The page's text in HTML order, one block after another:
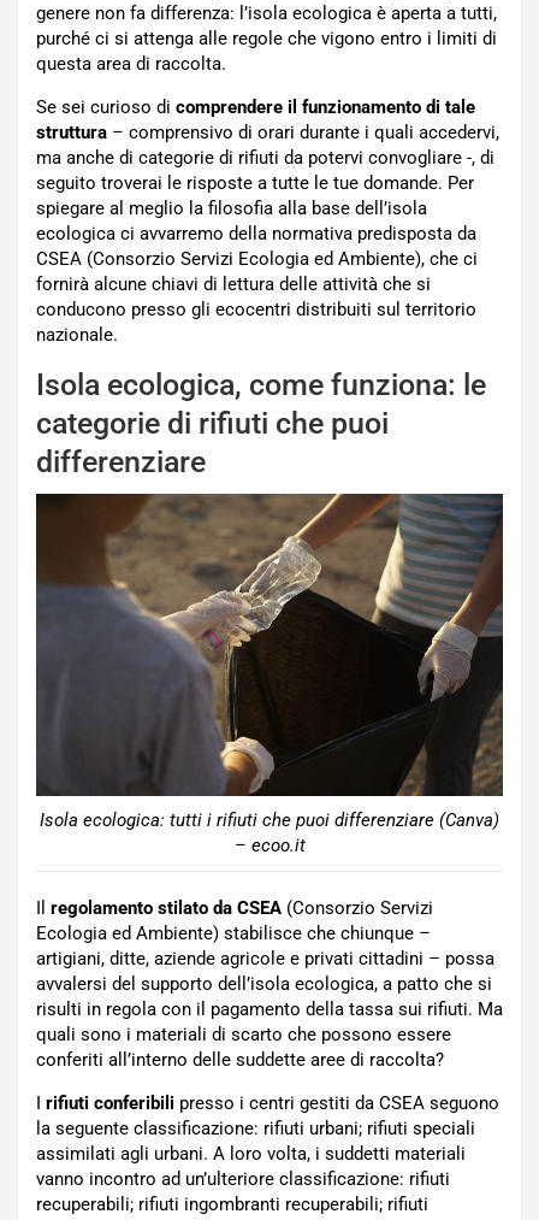
genere non fa differenza: l’isola ecologica è aperta a tutti,
purché ci si attenga alle regole che vigono entro i limiti di
questa area di raccolta.
Se sei curioso di comprendere il funzionamento di tale
struttura – comprensivo di orari durante i quali accedervi,
ma anche di categorie di rifiuti da potervi convogliare -, di
seguito troverai le risposte a tutte le tue domande. Per
spiegare al meglio la filosofia alla base dell’isola
ecologica ci avvarremo della normativa predisposta da
CSEA (Consorzio Servizi Ecologia ed Ambiente), che ci
fornirà alcune chiavi di lettura delle attività che si
conducono presso gli ecocentri distribuiti sul territorio
nazionale.
Isola ecologica, come funziona: le
categorie di rifiuti che puoi
differenziare
Isola ecologica: tutti i rifiuti che puoi differenziare (Canva)
– ecoo.it
regolamento stilato da CSEA (Consorzio Servizi
Ecologia ed Ambiente) stabilisce che chiunque –
artigiani, ditte, aziende agricole e privati cittadini – possa
avvalersi del supporto dell’isola ecologica, a patto che si
risulti in regola con il pagamento della tassa sui rifiuti. Ma
quali sono i materiali di scarto che possono essere
conferiti all’interno delle suddette aree di raccolta?
rifiuti conferibili presso i centri gestiti da CSEA seguono
la seguente classificazione: rifiuti urbani; rifiuti speciali
assimilati agli urbani. A loro volta, i suddetti materiali
vanno incontro ad un’ulteriore classificazione: rifiuti
recuperabili; rifiuti ingombranti recuperabili; rifiuti